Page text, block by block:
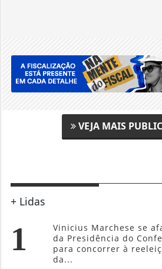
VEJA MAIS
+ Lidas
1
Vinicius Marchese se
da Presidência do
para concorrer à
da...